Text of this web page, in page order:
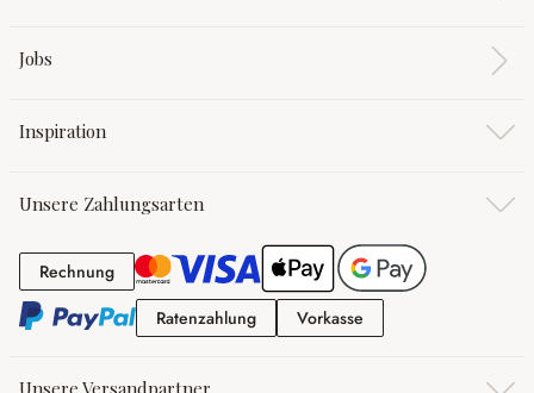
Jobs
Inspiration
Unsere Zahlungsarten
RechnungRechnung
RatenzahlungRatenzahlung
Vorkasse
Unsere Versandpartner